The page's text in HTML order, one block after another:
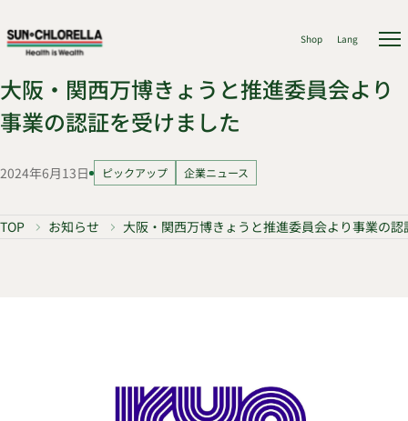
Shop Lang
大阪・関西万博きょうと推進委員会より
事業の認証を受けました
2024年6月13日 ピックアップ 企業ニュース
TOP お知らせ 大阪・関西万博きょうと推進委員会より事業の